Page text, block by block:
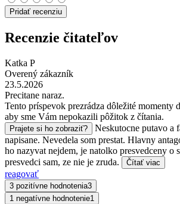
Pridať recenziu
Recenzie čitateľov
Katka P
Overený zákazník
23.5.2026
Precitane naraz.
Tento príspevok prezrádza dôležité momenty
aby sme Vám nepokazili pôžitok z čítania.
Prajete si ho zobraziť?
Neskutocne putavo a
napisane. Nevedela som prestat. Hlavny
ho nazyvat nejdem, je natolko presvedceny o
presvedci sam, ze nie je zruda.
Čítať viac
reagovať
3 pozitívne hodnotenia3
1 negatívne hodnotenie1